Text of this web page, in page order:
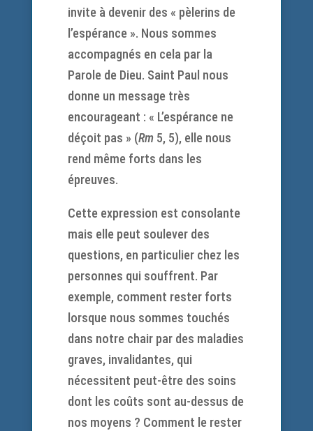
invite à devenir des « pèlerins de
l’espérance ». Nous sommes
accompagnés en cela par la
Parole de Dieu. Saint Paul nous
donne un message très
encourageant : « L’espérance ne
déçoit pas » (Rm 5, 5), elle nous
rend même forts dans les
épreuves.
Cette expression est consolante
mais elle peut soulever des
questions, en particulier chez les
personnes qui souffrent. Par
exemple, comment rester forts
lorsque nous sommes touchés
dans notre chair par des maladies
graves, invalidantes, qui
nécessitent peut-être des soins
dont les coûts sont au-dessus de
nos moyens ? Comment le rester